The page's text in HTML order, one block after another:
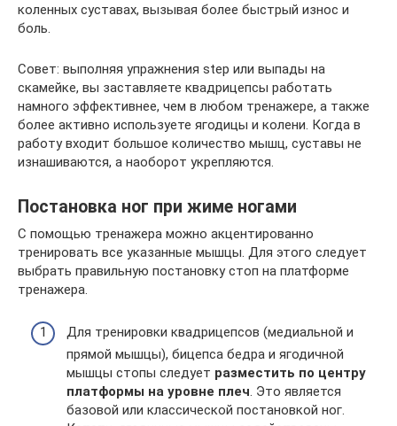
коленных суставах, вызывая более быстрый износ и
боль.
Совет: выполняя упражнения step или выпады на
скамейке, вы заставляете квадрицепсы работать
намного эффективнее, чем в любом тренажере, а также
более активно используете ягодицы и колени. Когда в
работу входит большое количество мышц, суставы не
изнашиваются, а наоборот укрепляются.
Постановка ног при жиме ногами
С помощью тренажера можно акцентированно
тренировать все указанные мышцы. Для этого следует
выбрать правильную постановку стоп на платформе
тренажера.
Для тренировки квадрицепсов (медиальной и
прямой мышцы), бицепса бедра и ягодичной
мышцы стопы следует разместить по центру
платформы на уровне плеч. Это является
базовой или классической постановкой ног.